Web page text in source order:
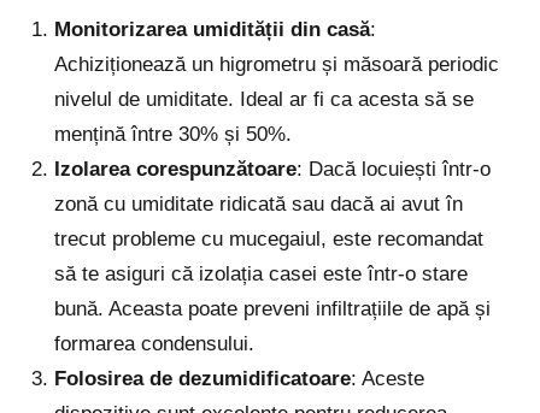
Monitorizarea umidității din casă:
Achiziționează un higrometru și măsoară periodic
nivelul de umiditate. Ideal ar fi ca acesta să se
mențină între 30% și 50%.
Izolarea corespunzătoare: Dacă locuiești într-o
zonă cu umiditate ridicată sau dacă ai avut în
trecut probleme cu mucegaiul, este recomandat
să te asiguri că izolația casei este într-o stare
bună. Aceasta poate preveni infiltrațiile de apă și
formarea condensului.
Folosirea de dezumidificatoare: Aceste